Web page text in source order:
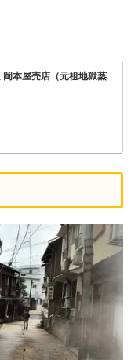
岡本屋売店（元祖地獄蒸